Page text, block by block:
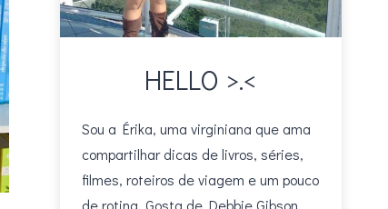
HELLO >.<
Sou a Érika, uma virginiana que ama
compartilhar dicas de livros, séries,
filmes, roteiros de viagem e um pouco
de rotina. Gosta de Debbie Gibson,